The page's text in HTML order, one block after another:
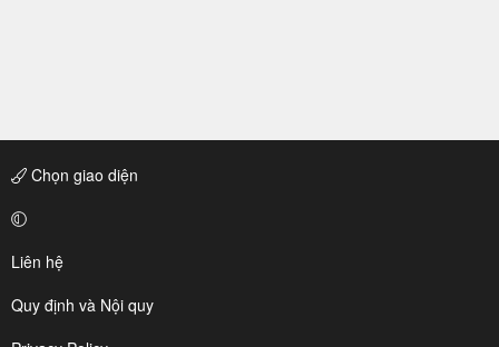
Chọn giao diện
Liên hệ
Quy định và Nội quy